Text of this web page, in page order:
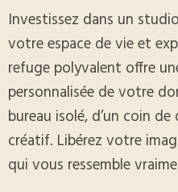
Investissez dans un
votre espace de vie et
refuge polyvalent offre
personnalisée de votre
bureau isolé, d’un coin
créatif. Libérez votre
qui vous ressemble